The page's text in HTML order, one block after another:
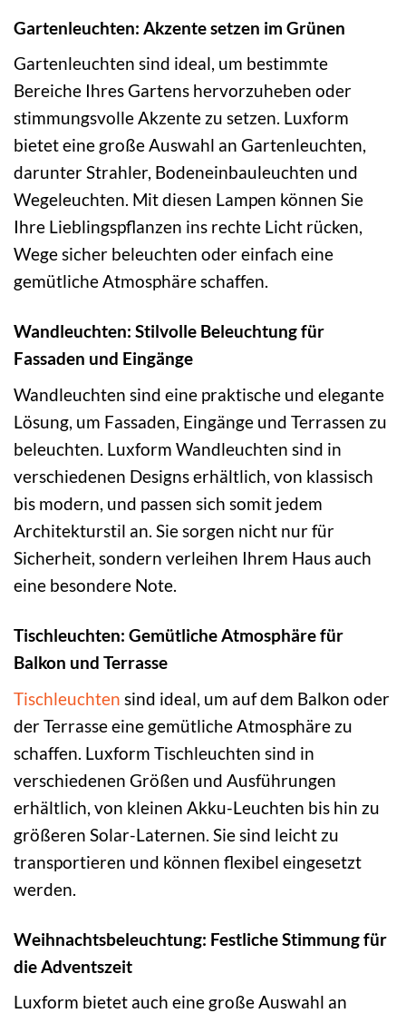
Gartenleuchten: Akzente setzen im Grünen
Gartenleuchten sind ideal, um bestimmte
Bereiche Ihres Gartens hervorzuheben oder
stimmungsvolle Akzente zu setzen. Luxform
bietet eine große Auswahl an Gartenleuchten,
darunter Strahler, Bodeneinbauleuchten und
Wegeleuchten. Mit diesen Lampen können Sie
Ihre Lieblingspflanzen ins rechte Licht rücken,
Wege sicher beleuchten oder einfach eine
gemütliche Atmosphäre schaffen.
Wandleuchten: Stilvolle Beleuchtung für
Fassaden und Eingänge
Wandleuchten sind eine praktische und elegante
Lösung, um Fassaden, Eingänge und Terrassen zu
beleuchten. Luxform Wandleuchten sind in
verschiedenen Designs erhältlich, von klassisch
bis modern, und passen sich somit jedem
Architekturstil an. Sie sorgen nicht nur für
Sicherheit, sondern verleihen Ihrem Haus auch
eine besondere Note.
Tischleuchten: Gemütliche Atmosphäre für
Balkon und Terrasse
Tischleuchten sind ideal, um auf dem Balkon oder
der Terrasse eine gemütliche Atmosphäre zu
schaffen. Luxform Tischleuchten sind in
verschiedenen Größen und Ausführungen
erhältlich, von kleinen Akku-Leuchten bis hin zu
größeren Solar-Laternen. Sie sind leicht zu
transportieren und können flexibel eingesetzt
werden.
Weihnachtsbeleuchtung: Festliche Stimmung für
die Adventszeit
Luxform bietet auch eine große Auswahl an